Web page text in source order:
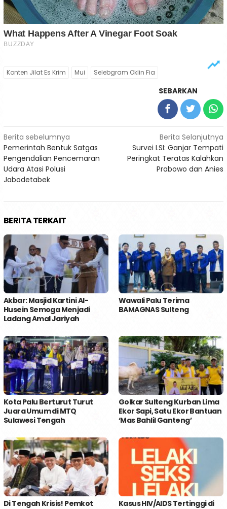
Konten Jilat Es Krim Mui Selebgram Oklin Fia
SEBARKAN
Navigasi
pos
Berita sebelumnya
Pemerintah Bentuk Satgas
Pengendalian Pencemaran
Udara Atasi Polusi
Jabodetabek
Berita Selanjutnya
Survei LSI: Ganjar Tempati
Peringkat Teratas Kalahkan
Prabowo dan Anies
BERITA TERKAIT
Akbar: Masjid Kartini Al-
Husein Semoga Menjadi
Ladang Amal Jariyah
Wawali Palu Terima
BAMAGNAS Sulteng
Kota Palu Berturut Turut
Juara Umum di MTQ
Sulawesi Tengah
Golkar Sulteng Kurban Lima
Ekor Sapi, Satu Ekor Bantuan
‘Mas Bahlil Ganteng’
Di Tengah Krisis! Pemkot
Kasus HIV/AIDS Tertinggi di